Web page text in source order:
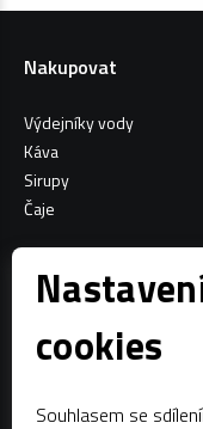
cookies
Souhlasem se
Nakupovat
Výdejníky vody
Káva
Sirupy
Čaje